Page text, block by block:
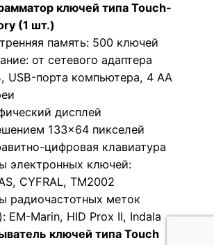
ключей типа Touch-
(1 шт.)
память: 500 ключей
от сетевого адаптера
USB-порта компьютера, 4 АА
дисплей
133×64 пикселей
цифровая клавиатура
электронных ключей:
CYFRAL, ТМ2002
радиочастотных меток
EM-Marin, HID Prox II, Indala
ключей типа Touch